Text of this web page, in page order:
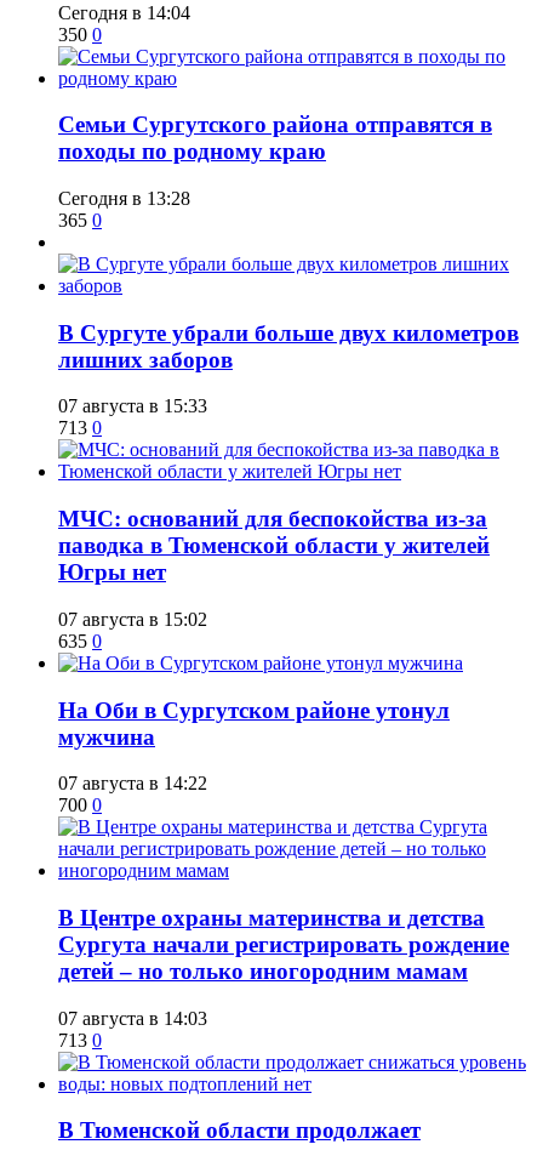
Сегодня в 14:04
350 0
​Семьи Сургутского района отправятся в
походы по родному краю
Сегодня в 13:28
365 0
​В Сургуте убрали больше двух километров
лишних заборов
07 августа в 15:33
713 0
​МЧС: оснований для беспокойства из-за
паводка в Тюменской области у жителей
Югры нет
07 августа в 15:02
635 0
​На Оби в Сургутском районе утонул
мужчина
07 августа в 14:22
700 0
​В Центре охраны материнства и детства
Сургута начали регистрировать рождение
детей – но только иногородним мамам
07 августа в 14:03
713 0
​В Тюменской области продолжает